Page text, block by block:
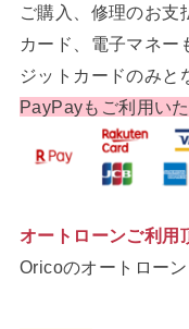
ご購入、修理のお支
カード、電子マネー
ジットカードのみと
PayPayもご利用いた
オートローンご利用
Oricoのオートロー